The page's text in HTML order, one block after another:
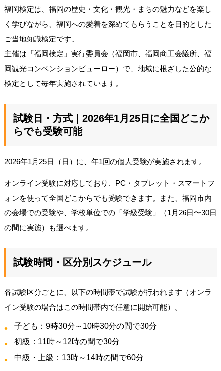
福岡検定は、福岡の歴史・文化・観光・まちの魅力などを楽し
く学びながら、福岡への愛着を深めてもらうことを目的とした
ご当地知識検定です。
主催は「福岡検定」実行委員会（福岡市、福岡商工会議所、福
岡観光コンベンションビューロー）で、地域に根ざした公的な
検定として毎年実施されています。
試験日・方式｜2026年1月25日に全国どこか
らでも受験可能
2026年1月25日（日）に、年1回の個人受験が実施されます。
オンライン受験に対応しており、PC・タブレット・スマートフ
ォンを使って全国どこからでも受験できます。また、福岡市内
の会場での受験や、学校単位での「学級受験」（1月26日〜30日
の間に実施）も選べます。
試験時間・区分別スケジュール
各試験区分ごとに、以下の時間帯で試験が行われます（オンラ
イン受験の場合はこの時間帯内で任意に開始可能）。
子ども：9時30分～10時30分の間で30分
初級：11時～12時の間で30分
中級・上級：13時～14時の間で60分